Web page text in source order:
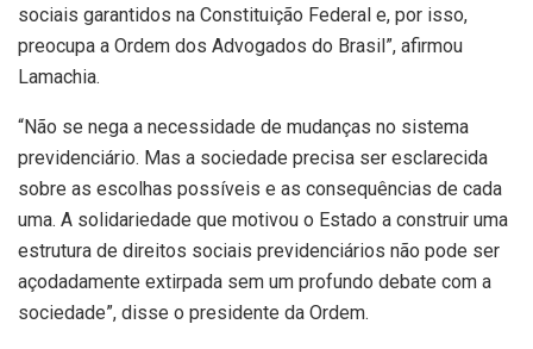
sociais garantidos na Constituição Federal e, por isso,
preocupa a Ordem dos Advogados do Brasil”, afirmou
Lamachia.
“Não se nega a necessidade de mudanças no sistema
previdenciário. Mas a sociedade precisa ser esclarecida
sobre as escolhas possíveis e as consequências de cada
uma. A solidariedade que motivou o Estado a construir uma
estrutura de direitos sociais previdenciários não pode ser
açodadamente extirpada sem um profundo debate com a
sociedade”, disse o presidente da Ordem.